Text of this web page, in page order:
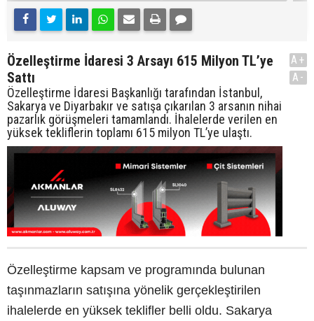
Özelleştirme İdaresi 3 Arsayı 615 Milyon TL’ye
Sattı
Özelleştirme İdaresi Başkanlığı tarafından İstanbul,
Sakarya ve Diyarbakır ve satışa çıkarılan 3 arsanın nihai
pazarlık görüşmeleri tamamlandı. İhalelerde verilen en
yüksek tekliflerin toplamı 615 milyon TL’ye ulaştı.
A+
A-
Özelleştirme kapsam ve programında bulunan
taşınmazların satışına yönelik gerçekleştirilen
ihalelerde en yüksek teklifler belli oldu. Sakarya